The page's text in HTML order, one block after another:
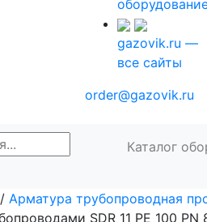
gazovik.ru —
все сайты
order@gazovik.ru
Каталог
/ Арматура трубопроводная
SDR 11 PE 100 PN